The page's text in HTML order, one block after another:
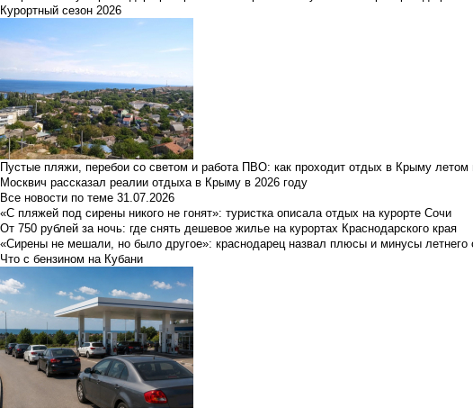
Курортный сезон 2026
Пустые пляжи, перебои со светом и работа ПВО: как проходит отдых в Крыму летом
Москвич рассказал реалии отдыха в Крыму в 2026 году
Все новости по теме 31.07.2026
«С пляжей под сирены никого не гонят»: туристка описала отдых на курорте Сочи
От 750 рублей за ночь: где снять дешевое жилье на курортах Краснодарского края
«Сирены не мешали, но было другое»: краснодарец назвал плюсы и минусы летнего
Что с бензином на Кубани